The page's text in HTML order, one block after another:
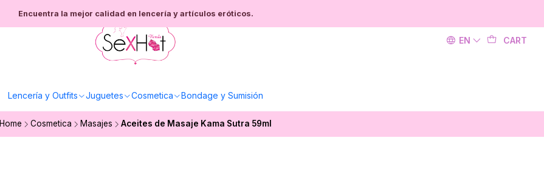
EN CART
Lencería y Outfits Juguetes Cosmetica Bondage y Sumisión
Encuentra la mejor calidad en lencería y artículos eróticos.
Home Cosmetica Masajes Aceites de Masaje Kama Sutra 59ml